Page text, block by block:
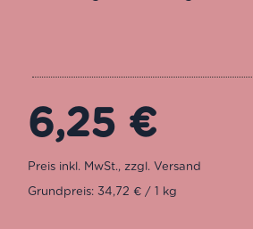
6,25 €
Grundpreis: 34,72 € / 1 kg